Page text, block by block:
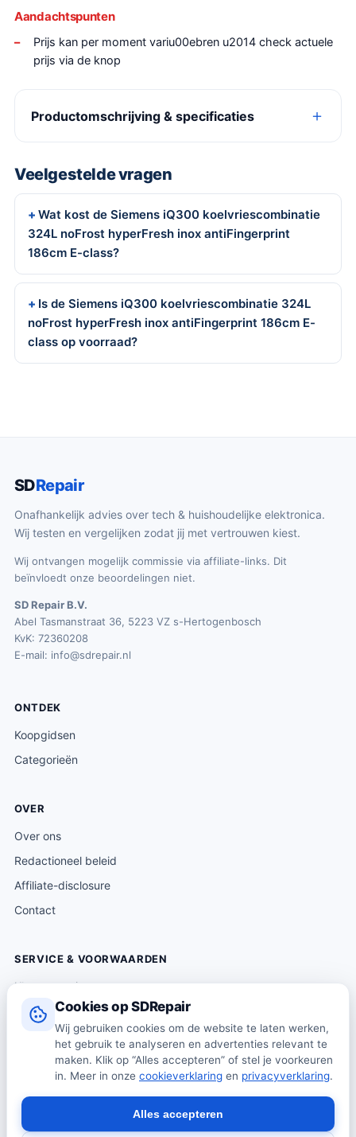
Cookies op SDRepair
Wij gebruiken cookies om de website te laten werken,
het gebruik te analyseren en advertenties relevant te
maken. Klik op “Alles accepteren” of stel je voorkeuren
in. Meer in onze cookieverklaring en privacyverklaring.
Alles accepteren
Aandachtspunten
Prijs kan per moment variu00ebren u2014 check actuele
prijs via de knop
Productomschrijving & specificaties
Veelgestelde vragen
Wat kost de Siemens iQ300 koelvriescombinatie
324L noFrost hyperFresh inox antiFingerprint
186cm E-class?
Is de Siemens iQ300 koelvriescombinatie 324L
noFrost hyperFresh inox antiFingerprint 186cm E-
class op voorraad?
SDRepair
Onafhankelijk advies over tech & huishoudelijke elektronica.
Wij testen en vergelijken zodat jij met vertrouwen kiest.
Wij ontvangen mogelijk commissie via affiliate-links. Dit
beïnvloedt onze beoordelingen niet.
SD Repair B.V.
Abel Tasmanstraat 36, 5223 VZ s-Hertogenbosch
KvK: 72360208
E-mail: info@sdrepair.nl
ONTDEK
Koopgidsen
Categorieën
OVER
Over ons
Redactioneel beleid
Affiliate-disclosure
Contact
SERVICE & VOORWAARDEN
Klantenservice
Verzending & levering
Retourneren
Algemene voorwaarden